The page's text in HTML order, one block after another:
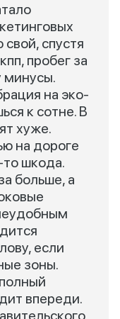
спустя
пробег за
минусы.
на эко-
к сотне. В
хуже.
на дороге
то шкода.
больше, а
если
зоны.
впереди.